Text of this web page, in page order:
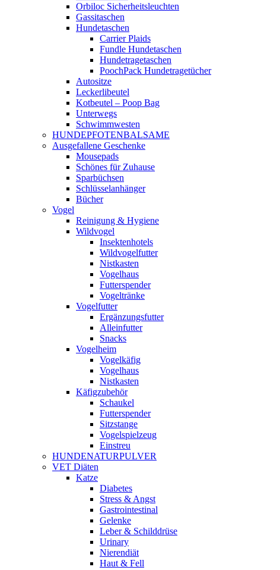
Orbiloc Sicherheitsleuchten
Gassitaschen
Hundetaschen
Carrier Plaids
Fundle Hundetaschen
Hundetragetaschen
PoochPack Hundetragetücher
Autositze
Leckerlibeutel
Kotbeutel – Poop Bag
Unterwegs
Schwimmwesten
HUNDEPFOTENBALSAME
Ausgefallene Geschenke
Mousepads
Schönes für Zuhause
Sparbüchsen
Schlüsselanhänger
Bücher
Vogel
Reinigung & Hygiene
Wildvogel
Insektenhotels
Wildvogelfutter
Nistkasten
Vogelhaus
Futterspender
Vogeltränke
Vogelfutter
Ergänzungsfutter
Alleinfutter
Snacks
Vogelheim
Vogelkäfig
Vogelhaus
Nistkasten
Käfigzubehör
Schaukel
Futterspender
Sitzstange
Vogelspielzeug
Einstreu
HUNDENATURPULVER
VET Diäten
Katze
Diabetes
Stress & Angst
Gastrointestinal
Gelenke
Leber & Schilddrüse
Urinary
Nierendiät
Haut & Fell